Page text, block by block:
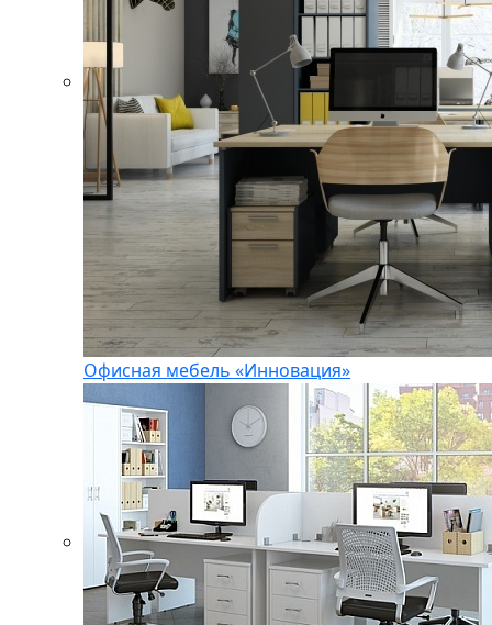
Офисная мебель «Инновация»